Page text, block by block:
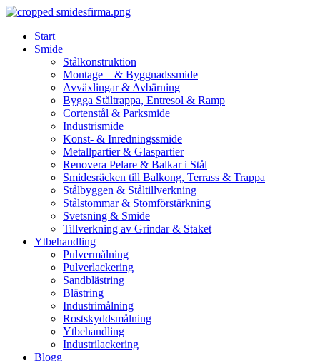
Skip
contentStart
Smide
Stålkonstruktion
Montage – & Byggnadssmide
Avväxlingar & Avbärning
Bygga Ståltrappa, Entresol & Ramp
Cortenstål & Parksmide
Industrismide
Konst- & Inredningssmide
Metallpartier & Glaspartier
Renovera Pelare & Balkar i Stål
Smidesräcken till Balkong, Terrass & Trappa
Stålbyggen & Ståltillverkning
Stålstommar & Stomförstärkning
Svetsning & Smide
Tillverkning av Grindar & Staket
Ytbehandling
Pulvermålning
Pulverlackering
Sandblästring
Blästring
Industrimålning
Rostskyddsmålning
Ytbehandling
Industrilackering
Blogg